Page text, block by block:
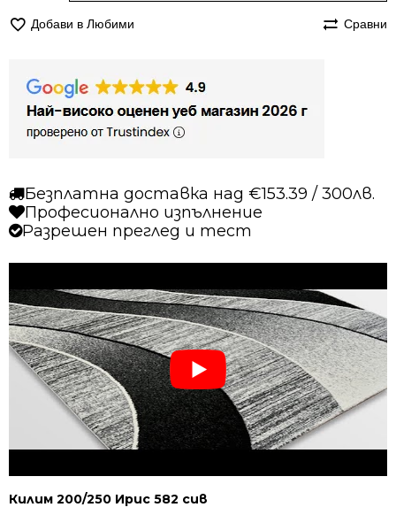
200/250
сив
Добави в Любими Сравни
Безплатна доставка над €153.39 / 300лв.
Професионално изпълнение
Разрешен преглед и тест
Килим 200/250 Ирис 582 сив